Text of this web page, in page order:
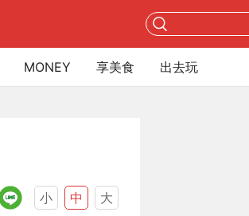
MONEY 享美食 出去玩
小 中 大